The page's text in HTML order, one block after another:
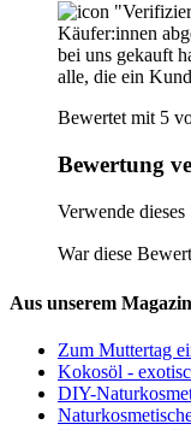
Käufer:innen
bei uns gekauft
alle, die ein
Bewertet mit 5
Bewertung
Verwende dieses
War diese
Aus unserem
Zum Muttertag
Kokosöl -
DIY-